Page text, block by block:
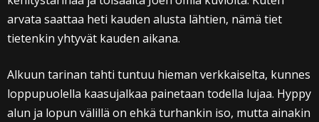
arvata saattaa heti kauden alusta lähtien, nämä tiet
tietenkin yhtyvät kauden aikana.
Alkuun tarinan tahti tuntuu hieman verkkaiselta, kunnes
loppupuolella kaasujalkaa painetaan todella lujaa. Hyppy
alun ja lopun välillä on ehkä turhankin iso, mutta ainakin